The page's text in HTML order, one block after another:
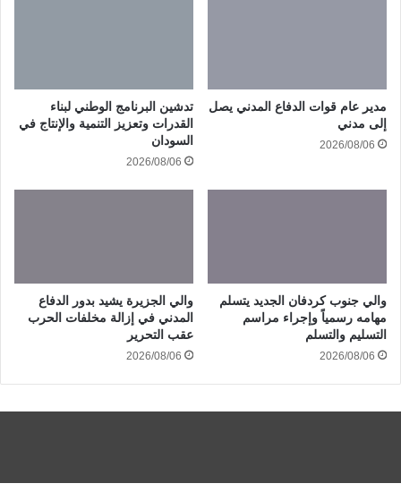
مدير عام قوات الدفاع المدني يصل
إلى مدني
2026/08/06
تدشين البرنامج الوطني لبناء
القدرات وتعزيز التنمية والإنتاج في
السودان
2026/08/06
والي جنوب كردفان الجديد يتسلم
مهامه رسمياً وإجراء مراسم
التسليم والتسلم
2026/08/06
والي الجزيرة يشيد بدور الدفاع
المدني في إزالة مخلفات الحرب
عقب التحرير
2026/08/06